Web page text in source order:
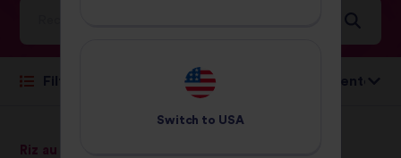
Idées et inspirations pour un monde plein de saveurs
Filtre Trier par:
Riz au Jasmin
Switch to USA